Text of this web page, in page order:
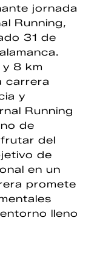
jornada
Running,
31 de
8 km
carrera
y
Running
de
del
de
en un
promete
lleno